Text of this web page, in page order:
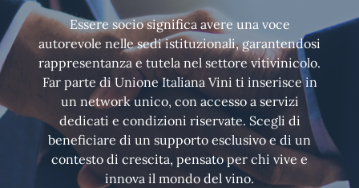
Essere socio significa avere una voce
autorevole nelle sedi istituzionali, garantendosi
rappresentanza e tutela nel settore vitivinicolo.
Far parte di Unione Italiana Vini ti inserisce in
un network unico, con accesso a servizi
dedicati e condizioni riservate. Scegli di
beneficiare di un supporto esclusivo e di un
contesto di crescita, pensato per chi vive e
innova il mondo del vino.